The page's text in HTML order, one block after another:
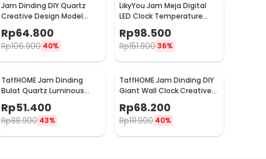
Jam Dinding DIY Quartz
Creative Design Model
Deer Head 80cm - Q8073
Rp64.800
Rp106.900 40%
LikyYou Jam Meja Digital
LED Clock Temperature
Humidity Control - CYP-105
Rp98.500
Rp151.90036%
TaffHOME Jam Dinding
Bulat Quartz Luminous
Glow in The Dark 30cm
MDB4
Rp51.400
Rp88.900 43%
TaffHOME Jam Dinding DIY
Giant Wall Clock Creative
Design - S031
Rp68.200
Rp111.900 40%